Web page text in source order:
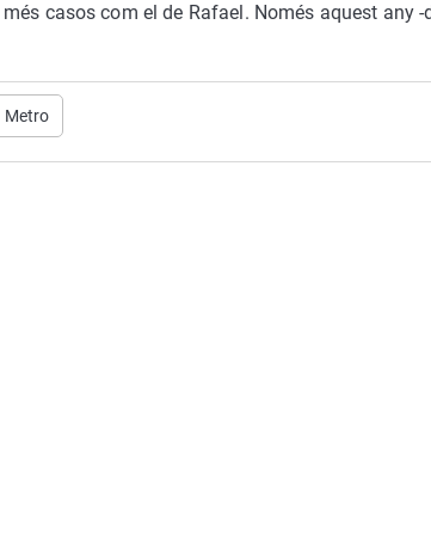
casos com el de Rafael. Només aquest any
Metro